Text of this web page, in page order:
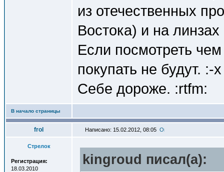
из отечественных
Востока) и на
Если посмотреть
покупать не будут. :-
Себе дороже. :rtfm:
В начало страницы
frol Написано: 15.02.2012, 08:05
Стрелок
Регистрация:
18.03.2010
kingroud писал(a):